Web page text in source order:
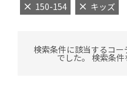
150-154 キッズ
検索条件に該当するコ
でした。 検索条件